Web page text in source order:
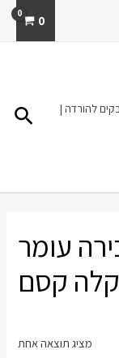
0
להורדה |
עומר
קלה קסם
מציג תוצאה אחת